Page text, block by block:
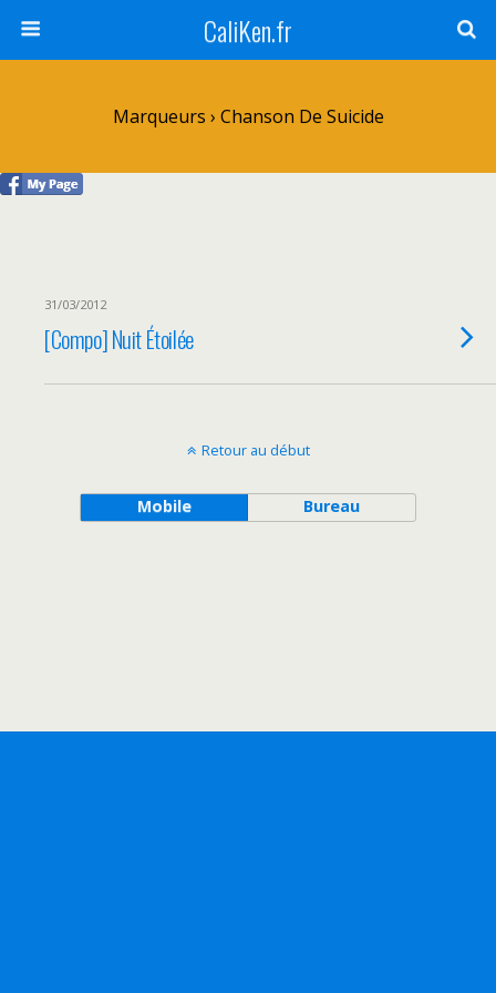
CaliKen.fr
Marqueurs › Chanson De Suicide
31/03/2012
[Compo] Nuit Étoilée
Retour au début
Mobile Bureau